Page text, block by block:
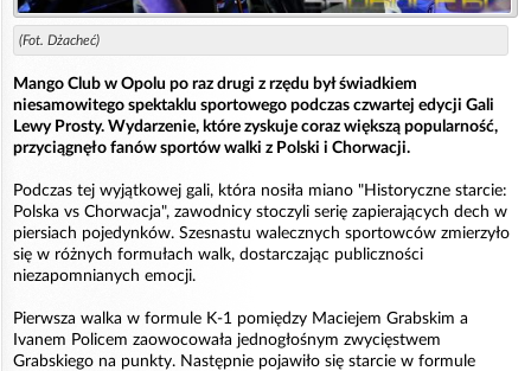
(Fot. Dżacheć)
Mango Club w Opolu po raz drugi z rzędu był świadkiem
niesamowitego spektaklu sportowego podczas czwartej edycji Gali
Lewy Prosty. Wydarzenie, które zyskuje coraz większą popularność,
przyciągnęło fanów sportów walki z Polski i Chorwacji.
Podczas tej wyjątkowej gali, która nosiła miano "Historyczne starcie:
Polska vs Chorwacja", zawodnicy stoczyli serię zapierających dech w
piersiach pojedynków. Szesnastu walecznych sportowców zmierzyło
się w różnych formułach walk, dostarczając publiczności
niezapomnianych emocji.
Pierwsza walka w formule K-1 pomiędzy Maciejem Grabskim a
Ivanem Policem zaowocowała jednogłośnym zwycięstwem
Grabskiego na punkty. Następnie pojawiło się starcie w formule